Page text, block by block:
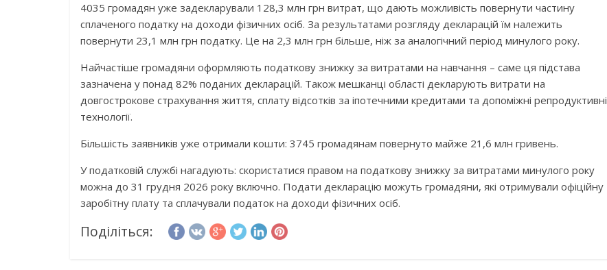
4035 громадян уже задекларували 128,3 млн грн витрат, що дають можливість повернути частину
сплаченого податку на доходи фізичних осіб. За результатами розгляду декларацій їм належить
повернути 23,1 млн грн податку. Це на 2,3 млн грн більше, ніж за аналогічний період минулого року.
Найчастіше громадяни оформляють податкову знижку за витратами на навчання – саме ця підстава
зазначена у понад 82% поданих декларацій. Також мешканці області декларують витрати на
довгострокове страхування життя, сплату відсотків за іпотечними кредитами та допоміжні репродуктивні
технології.
Більшість заявників уже отримали кошти: 3745 громадянам повернуто майже 21,6 млн гривень.
У податковій службі нагадують: скористатися правом на податкову знижку за витратами минулого року
можна до 31 грудня 2026 року включно. Подати декларацію можуть громадяни, які отримували офіційну
заробітну плату та сплачували податок на доходи фізичних осіб.
Поділіться: